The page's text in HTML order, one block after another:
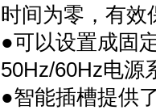
时间为零，有效
●可以设置成固
50Hz/60Hz电源
●智能插槽提供